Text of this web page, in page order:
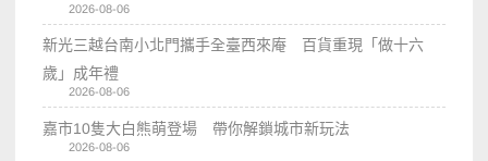
2026-08-06
新光三越台南小北門攜手全臺西來庵 百貨重現「做十六
歲」成年禮
2026-08-06
嘉市10隻大白熊萌登場 帶你解鎖城市新玩法
2026-08-06